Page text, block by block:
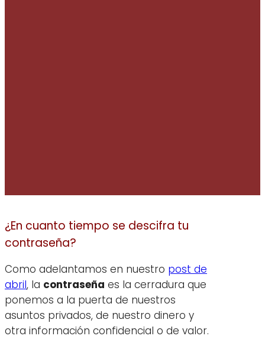
¿En cuanto tiempo se descifra tu
contraseña?
Como adelantamos en nuestro post de
abril, la contraseña es la cerradura que
ponemos a la puerta de nuestros
asuntos privados, de nuestro dinero y
otra información confidencial o de valor.